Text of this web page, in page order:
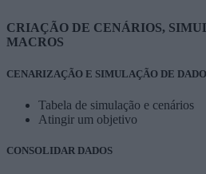
CRIAÇÃO DE CENÁRIOS,
MACROS
CENARIZAÇÃO E SIMULAÇÃO DE
Tabela de simulação e cenários
Atingir um objetivo
CONSOLIDAR DADOS